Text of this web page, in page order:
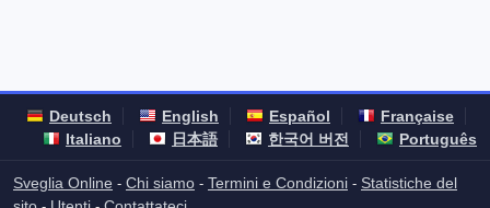
Deutsch English Español
Française
Italiano
日本語 한국어 버전 Português
Sveglia Online - Chi siamo - Termini e Condizioni - Statistiche del